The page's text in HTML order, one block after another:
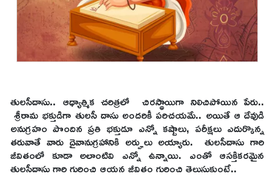
తులసీదాసు.. ఆధ్యాత్మిక చరిత్రలో చిరస్థాయిగా నిలిచిపోయిన పేరు..
శ్రీరామ భక్తుడిగా తులసీ దాసు అందరికీ పరిచయమే.. అయితే ఆ దేవుడి
అనుగ్రహం పొందిన ప్రతి భక్తుడూ ఎన్నో కష్టాలు, పరీక్షలు ఎదుర్కొన్న
తరువాతే వారు దైవానుగ్రహానికి అర్హులు అయ్యారు. తులసీదాసు గారి
జీవితంలో కూడా అలాంటివి ఎన్నో ఉన్నాయి. ఎంతో ఆసక్తికరమైన
తులసీదాసు గారి గురించి ఆయన జీవితం గురించి తెలుసుకుంటే..